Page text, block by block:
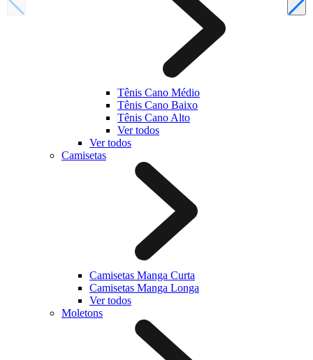
Tênis Cano Médio
Tênis Cano Baixo
Tênis Cano Alto
Ver todos
Ver todos
Camisetas
Camisetas Manga Curta
Camisetas Manga Longa
Ver todos
Moletons